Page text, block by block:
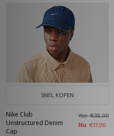
SNEL KOPEN
Nike Club
Unstructured Denim
Cap
Was€35,00
Nu €17,00